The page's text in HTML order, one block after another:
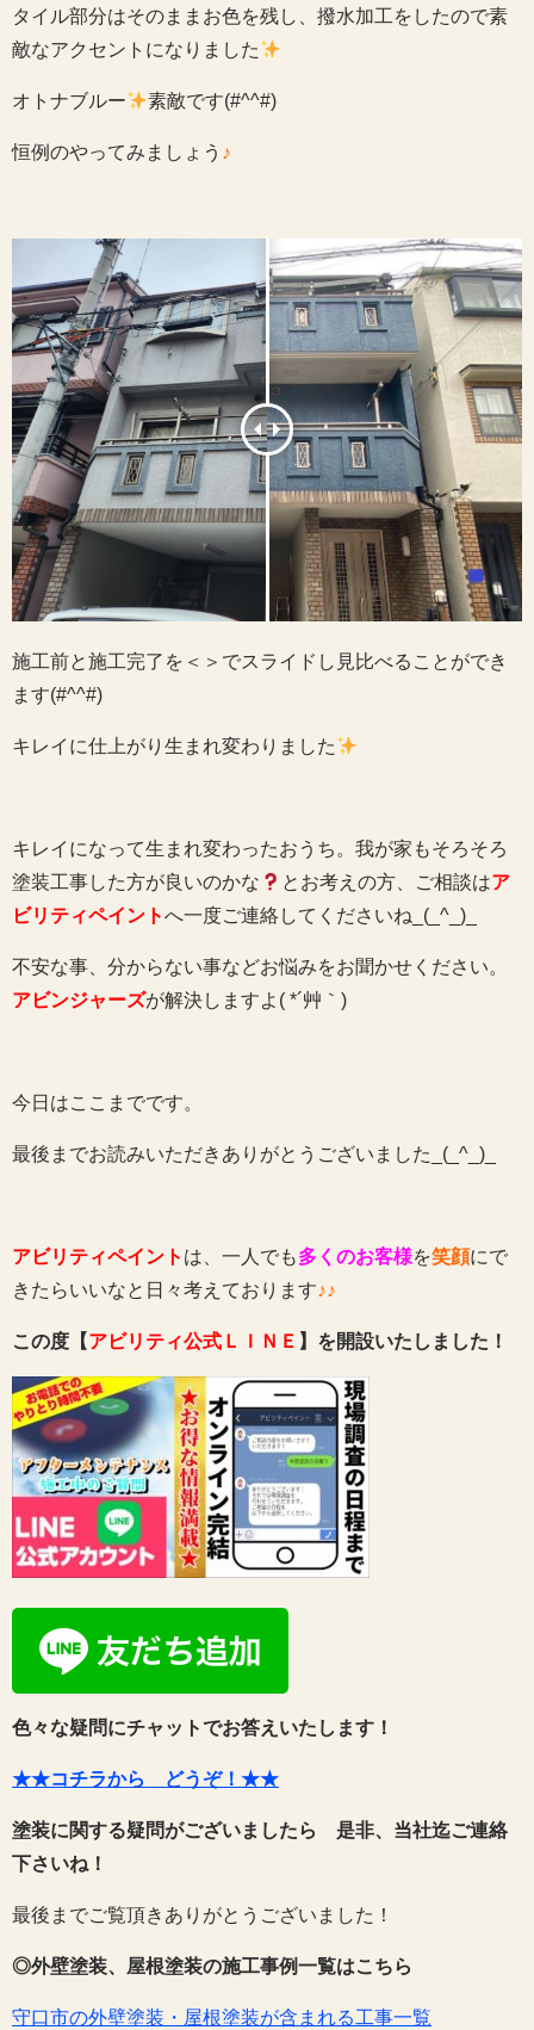
タイル部分はそのままお色を残し、撥水加工をしたので素
敵なアクセントになりました
オトナブルー 素敵です(#^^#)
恒例のやってみましょう ♪
施工前と施工完了を＜＞でスライドし見比べることができ
ます(#^^#)
キレイに仕上がり生まれ変わりました
キレイになって生まれ変わったおうち。我が家もそろそろ
塗装工事した方が良いのかな
とお考えの方、ご相談はア
ビリティペイントへ一度ご連絡してくださいね_(_^_)_
不安な事、分からない事などお悩みをお聞かせください。
アビンジャーズが解決しますよ( *´艸｀)
今日はここまでです。
最後までお読みいただきありがとうございました_(_^_)_
アビリティペイント は、一人でも多くのお客様を笑顔にで
きたらいいなと日々考えております♪♪
この度【アビリティ公式ＬＩＮＥ 】を開設いたしました！
色々な疑問にチャットでお答えいたします！
★★コチラから どうぞ！★★
塗装に関する疑問がございましたら 是非、当社迄ご連絡
下さいね！
最後までご覧頂きありがとうございました！
◎外壁塗装、屋根塗装の施工事例一覧はこちら
守口市の外壁塗装・屋根塗装が含まれる工事一覧